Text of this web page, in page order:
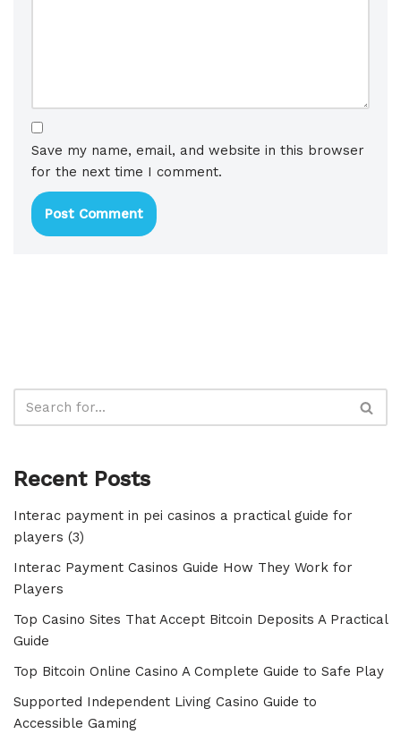
Save my name, email, and website in this browser
for the next time I comment.
Recent Posts
Interac payment in pei casinos a practical guide for
players (3)
Interac Payment Casinos Guide How They Work for
Players
Top Casino Sites That Accept Bitcoin Deposits A Practical
Guide
Top Bitcoin Online Casino A Complete Guide to Safe Play
Supported Independent Living Casino Guide to
Accessible Gaming